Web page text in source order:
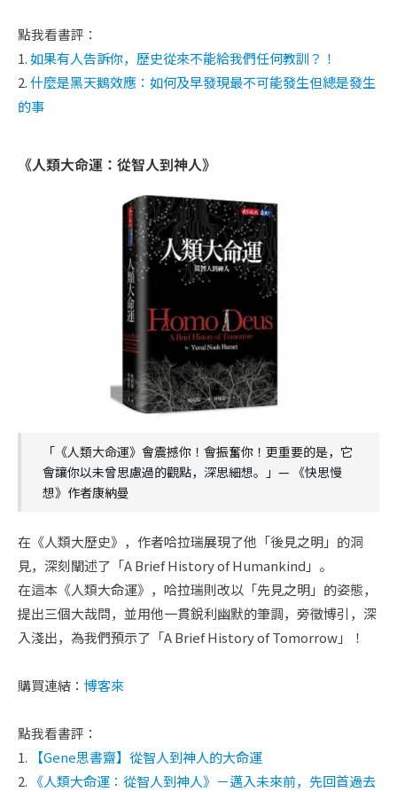
點我看書評：
1.如果有人告訴你，歷史從來不能給我們任何教訓？！
2.什麼是黑天鵝效應：如何及早發現最不可能發生但總是發生
的事
《人類大命運：從智人到神人》
「《人類大命運》會震撼你！會振奮你！更重要的是，它
會讓你以未曾思慮過的觀點，深思細想。」— 《快思慢
想》作者康納曼
在《人類大歷史》，作者哈拉瑞展現了他「後見之明」的洞
見，深刻闡述了「A Brief History of Humankind」。
在這本《人類大命運》，哈拉瑞則改以「先見之明」的姿態，
提出三個大哉問，並用他一貫銳利幽默的筆調，旁徵博引，深
入淺出，為我們預示了「A Brief History of Tomorrow」！
購買連結： 博客來
點我看書評：
1.
【Gene思書齋】從智人到神人的大命運
2. 《人類大命運：從智人到神人》－邁入未來前，先回首過去